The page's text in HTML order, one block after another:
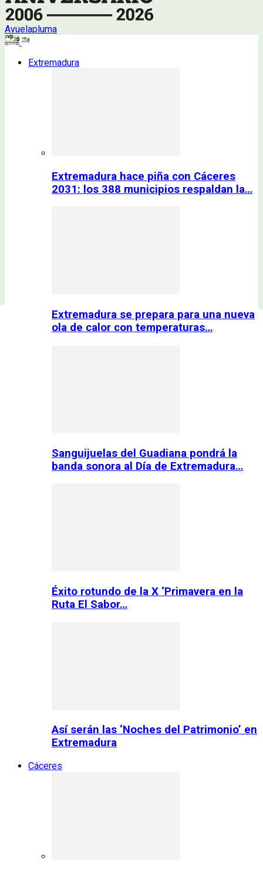
Avuelapluma
Extremadura
Extremadura hace piña con Cáceres
2031: los 388 municipios respaldan la…
Extremadura se prepara para una nueva
ola de calor con temperaturas…
Sanguijuelas del Guadiana pondrá la
banda sonora al Día de Extremadura…
Éxito rotundo de la X ‘Primavera en la
Ruta El Sabor…
Así serán las ‘Noches del Patrimonio’ en
Extremadura
Cáceres